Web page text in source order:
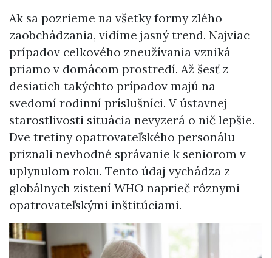
Ak sa pozrieme na všetky formy zlého
zaobchádzania, vidíme jasný trend. Najviac
prípadov celkového zneužívania vzniká
priamo v domácom prostredí. Až šesť z
desiatich takýchto prípadov majú na
svedomí rodinní príslušníci. V ústavnej
starostlivosti situácia nevyzerá o nič lepšie.
Dve tretiny opatrovateľského personálu
priznali nevhodné správanie k seniorom v
uplynulom roku. Tento údaj vychádza z
globálnych zistení WHO naprieč rôznymi
opatrovateľskými inštitúciami.